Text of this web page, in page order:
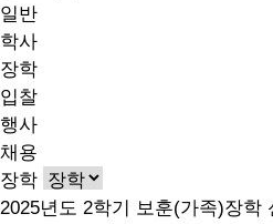
일반
학사
장학
입찰
행사
채용
장학
2025년도 2학기 보훈(가족)장학